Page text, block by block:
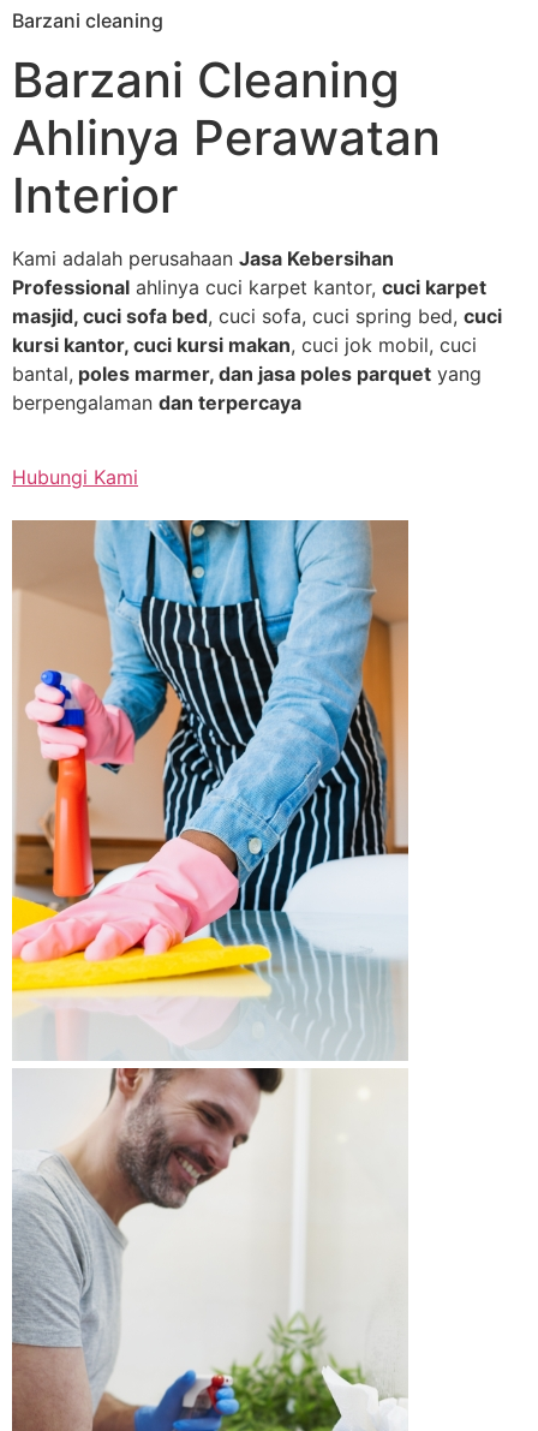
Skip
content
Barzani cleaning
Barzani Cleaning
Ahlinya Perawatan
Interior
Kami adalah perusahaan Jasa Kebersihan
Professional ahlinya cuci karpet kantor, cuci karpet
masjid, cuci sofa bed, cuci sofa, cuci spring bed, cuci
kursi kantor, cuci kursi makan, cuci jok mobil, cuci
bantal, poles marmer, dan jasa poles parquet yang
berpengalaman dan terpercaya
Hubungi Kami